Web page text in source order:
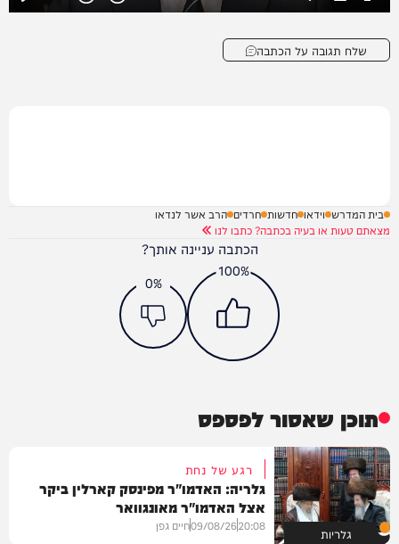
שלח תגובה על הכתבה
בית המדרש וידאו חדשות חרדים הרב אשר לנדאו
מצאתם טעות או בעיה בכתבה? כתבו לנו
הכתבה עניינה אותך?
100%
0%
תוכן שאסור לפספס
גלריות
רגע של נחת
גלריה: האדמו"ר מפינסק קארלין ביקר
אצל האדמו"ר מאונגוואר
20:08
09/08/26חיים גפן